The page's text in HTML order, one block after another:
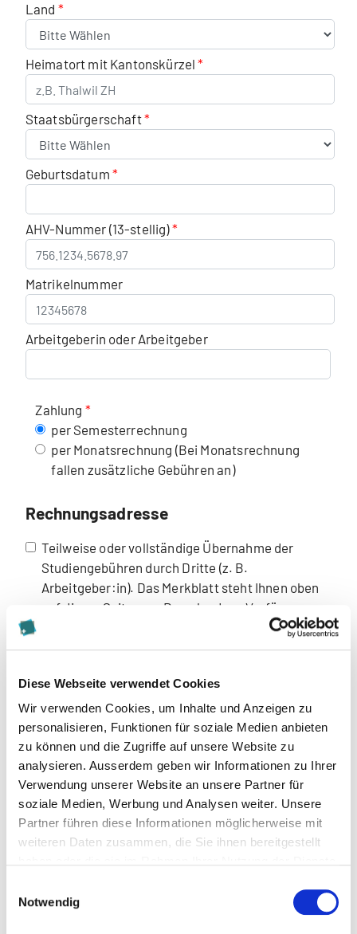
Diese Webseite verwendet Cookies
Wir verwenden Cookies, um Inhalte und Anzeigen zu
personalisieren, Funktionen für soziale Medien anbieten
zu können und die Zugriffe auf unsere Website zu
analysieren. Ausserdem geben wir Informationen zu Ihrer
Verwendung unserer Website an unsere Partner für
soziale Medien, Werbung und Analysen weiter. Unsere
Partner führen diese Informationen möglicherweise mit
weiteren Daten zusammen, die Sie ihnen bereitgestellt
Notwendig
Land
Heimatort mit Kantonskürzel
Staatsbürgerschaft
Geburtsdatum
AHV-Nummer (13-stellig)
Matrikelnummer
Arbeitgeberin oder Arbeitgeber
Zahlung
per Semesterrechnung
per Monatsrechnung (Bei Monatsrechnung
fallen zusätzliche Gebühren an)
Teilweise oder vollständige Übernahme der
Studiengebühren durch Dritte (z. B.
Arbeitgeber:in). Das Merkblatt steht Ihnen oben
auf dieser Seite zum Download zur Verfügung.
Rechnungsadresse
Beilagen für Zulassung
Beilagen für die Zulassung sämtliche Dokumente,
welche als Basis für die Zulassung gelten,
insbesondere
Portraitfoto